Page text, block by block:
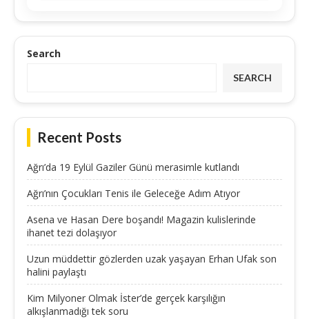
Search
SEARCH
Recent Posts
Ağrı’da 19 Eylül Gaziler Günü merasimle kutlandı
Ağrı’nın Çocukları Tenis ile Geleceğe Adım Atıyor
Asena ve Hasan Dere boşandı! Magazin kulislerinde
ihanet tezi dolaşıyor
Uzun müddettir gözlerden uzak yaşayan Erhan Ufak son
halini paylaştı
Kim Milyoner Olmak İster’de gerçek karşılığın
alkışlanmadığı tek soru